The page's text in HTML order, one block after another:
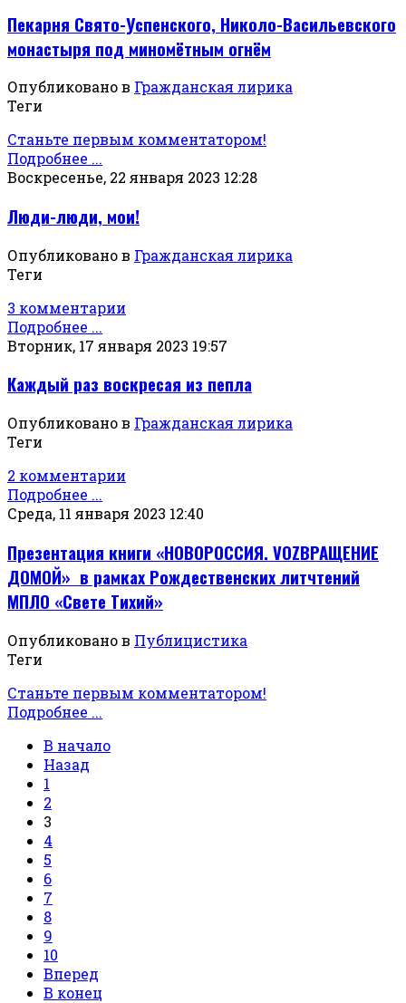
Пекарня Свято-Успенского, Николо-Васильевского
монастыря под миномётным огнём
Опубликовано в Гражданская лирика
Теги
Станьте первым комментатором!
Подробнее ...
Воскресенье, 22 января 2023 12:28
Люди-люди, мои!
Опубликовано в Гражданская лирика
Теги
3 комментарии
Подробнее ...
Вторник, 17 января 2023 19:57
Каждый раз воскресая из пепла
Опубликовано в Гражданская лирика
Теги
2 комментарии
Подробнее ...
Среда, 11 января 2023 12:40
Презентация книги «НОВОРОССИЯ. VOZВРАЩЕНИЕ
ДОМОЙ» в рамках Рождественских литчтений
МПЛО «Свете Тихий»
Опубликовано в Публицистика
Теги
Станьте первым комментатором!
Подробнее ...
В начало
Назад
1
2
3
4
5
6
7
8
9
10
Вперед
В конец